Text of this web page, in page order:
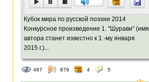
Кубок мира по русской поэзии 2014
Конкурсное произведение 1. "Шурави" (имя
автора станет известно к 1 -му января
2015 г.)...
467 879 4 5